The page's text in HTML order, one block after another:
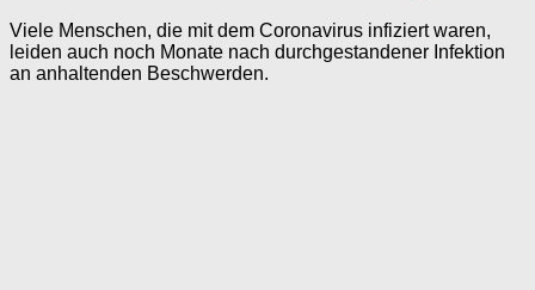
Viele Menschen, die mit dem Coronavirus infiziert waren,
leiden auch noch Monate nach durchgestandener Infektion
an anhaltenden Beschwerden.